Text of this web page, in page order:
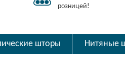
розницей!
шторы Нитяные